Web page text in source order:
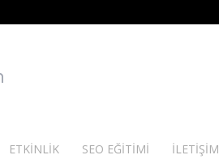
ETKINLIK SEO EĞITIMI İLETIŞIM